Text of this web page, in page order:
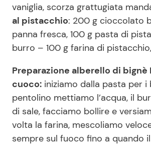
Privacy Policy
vaniglia, scorza grattugiata
al pistacchio: 200 g cioccolato
panna fresca, 100 g pasta di
burro – 100 g farina di
Preparazione alberello di bignè
cuoco: iniziamo dalla pasta per i
pentolino mettiamo l’acqua, il
di sale, facciamo bollire e
volta la farina, mescoliamo
sempre sul fuoco fino a quando